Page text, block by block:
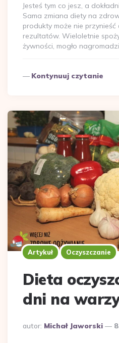
Jesteś tym co jesz, a
Sama zmiana diety na
produkty może nie przynieść
rezultatów. Wieloletnie
żywności, mogło
Kontynuuj czytanie
Artykuł Oczyszczanie
Dieta
dni na
Dodane
autor: Michał Jaworski